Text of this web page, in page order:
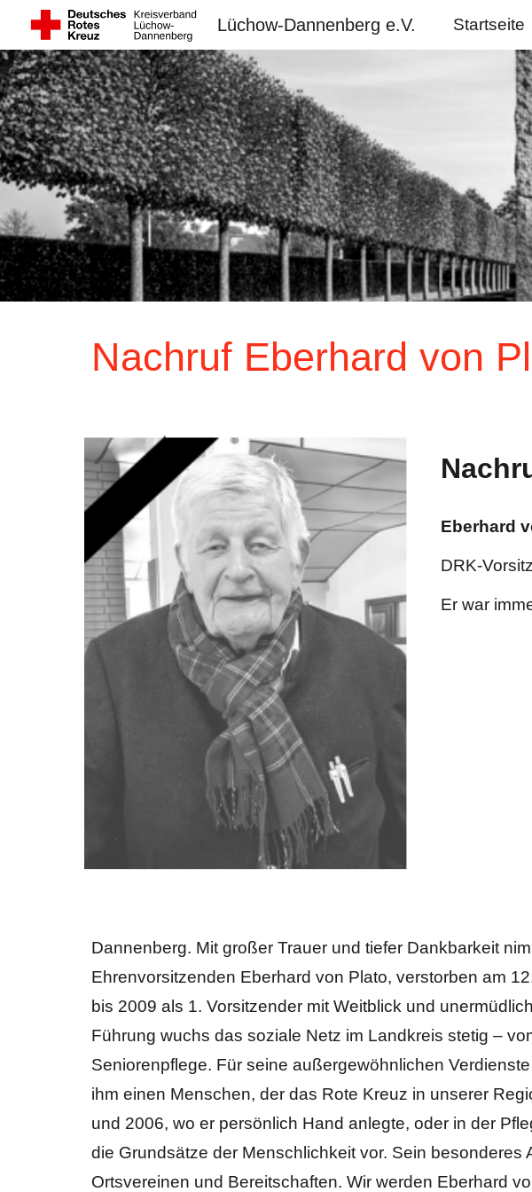
Skip to main content
Lüchow-Dannenberg e.V. Startseite
Nachruf Eberhard von
Eberhard
DRK-
Er war
Dannenberg. Mit großer Trauer und tiefer Dankbarkeit
Ehrenvorsitzenden Eberhard von Plato, verstorben am
bis 2009 als 1. Vorsitzender mit Weitblick und
Führung wuchs das soziale Netz im Landkreis stetig –
Seniorenpflege. Für seine außergewöhnlichen
ihm einen Menschen, der das Rote Kreuz in unserer
und 2006, wo er persönlich Hand anlegte, oder in der
die Grundsätze der Menschlichkeit vor. Sein
Ortsvereinen und Bereitschaften. Wir werden Eberhard